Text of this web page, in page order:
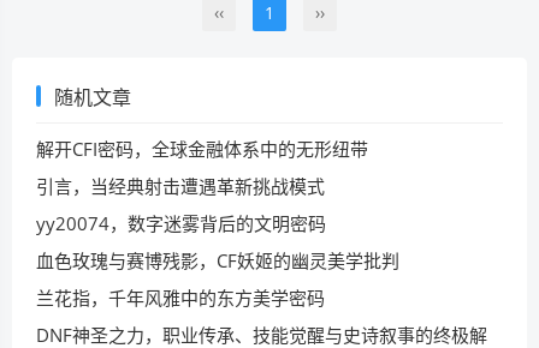
‹‹ 1 ››
随机文章
解开CFI密码，全球金融体系中的无形纽带
引言，当经典射击遭遇革新挑战模式
yy20074，数字迷雾背后的文明密码
血色玫瑰与赛博残影，CF妖姬的幽灵美学批判
兰花指，千年风雅中的东方美学密码
DNF神圣之力，职业传承、技能觉醒与史诗叙事的终极解